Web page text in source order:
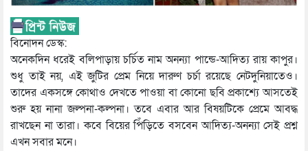
বিনোদন ডেস্ক:
অনেকদিন ধরেই বলিপাড়ায় চর্চিত নাম অনন্যা পান্ডে-আদিত্য রায় কাপুর।
শুধু তাই নয়, এই জুটির প্রেম নিয়ে দারুণ চর্চা রয়েছে নেটদুনিয়াতেও।
তাদের একসঙ্গে কোথাও দেখতে পাওয়া বা কোনো ছবি প্রকাশ্যে আসতেই
শুরু হয় নানা জল্পনা-কল্পনা। তবে এবার আর বিষয়টিকে প্রেমে আবদ্ধ
রাখছেন না তারা। কবে বিয়ের পিঁড়িতে বসবেন আদিত্য-অনন্যা সেই প্রশ্ন
এখন সবার মনে।